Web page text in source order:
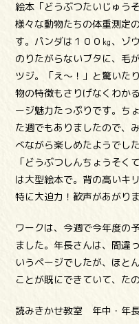
絵本「どうぶつたいじゅう
様々な動物たちの体重測定
す。パンダは１００㎏、ゾ
のりたがらないブタに、毛
ツジ。「え～！」と驚いた
物の特徴もさりげなくわか
ージ魅力たっぷりです。ち
た週でもありましたので、
べながら楽しめたようでし
「どうぶつしんちょうそく
は大型絵本で。背の高いキ
特に大迫力！歓声があがりま
ワークは、今週で今年度の
ました。年長さんは、間違
いうページでしたが、ほと
ことが既にできていて、た
読みきかせ教室 年中・年